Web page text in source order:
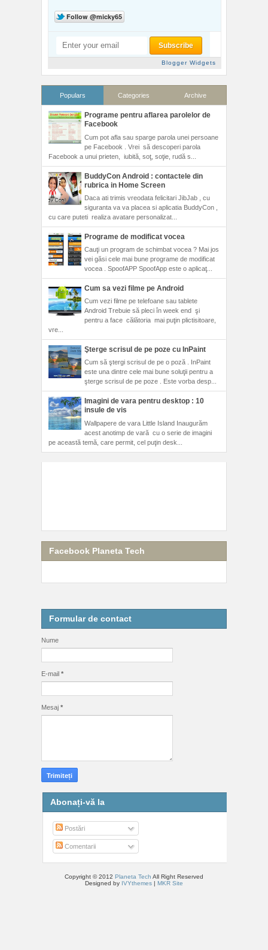
Blogger Widgets
Populars Categories Archive
Programe pentru aflarea parolelor de
Facebook
Cum pot afla sau sparge parola unei persoane
pe Facebook . Vrei să descoperi parola
Facebook a unui prieten, iubită, soţ, soţie, rudă s...
BuddyCon Android : contactele din
rubrica in Home Screen
Daca ati trimis vreodata felicitari JibJab , cu
siguranta va va placea si aplicatia BuddyCon ,
cu care puteti realiza avatare personalizat...
Programe de modificat vocea
Cauţi un program de schimbat vocea ? Mai jos
vei găsi cele mai bune programe de modificat
vocea . SpoofAPP SpoofApp este o aplicaţ...
Cum sa vezi filme pe Android
Cum vezi filme pe telefoane sau tablete
Android Trebuie să pleci în week end şi
pentru a face călătoria mai puţin plictisitoare,
vre...
Şterge scrisul de pe poze cu InPaint
Cum să ştergi scrisul de pe o poză . InPaint
este una dintre cele mai bune soluţii pentru a
şterge scrisul de pe poze . Este vorba desp...
Imagini de vara pentru desktop : 10
insule de vis
Wallpapere de vara Little Island Inaugurăm
acest anotimp de vară cu o serie de imagini
pe această temă, care permit, cel puţin desk...
Facebook Planeta Tech
Formular de contact
Nume
E-mail *
Mesaj *
Abonați-vă la
Postări
Comentarii
Copyright © 2012 Planeta Tech All Right Reserved
Designed by IVYthemes | MKR Site